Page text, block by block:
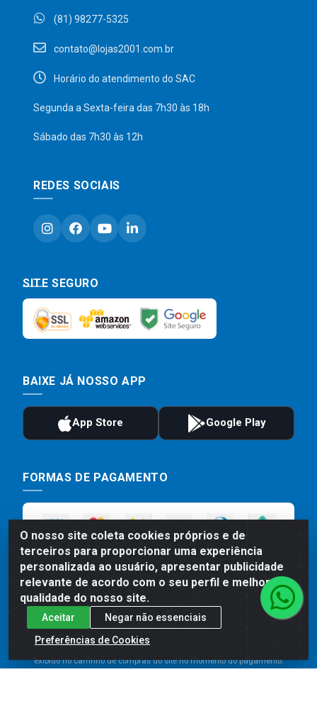
O nosso site coleta cookies próprios e de
terceiros para proporcionar uma experiência
personalizada ao usuário, apresentar publicidade
relevante de acordo com o seu perfil e melhorar a
qualidade do nosso site.
Aceitar
Negar não essenciais
Preferências de Cookies
(81) 98277-5325
contato@lojas2001.com.br
Horário do atendimento do SAC
Segunda a Sexta-feira das 7h30 às 18h
Sábado das 7h30 às 12h
REDES SOCIAIS
SITE SEGURO
BAIXE JÁ NOSSO APP
FORMAS DE PAGAMENTO
Preços, promoções, condições de pagamento e frete são válidos
para compras realizadas exclusivamente pelo site. Caso haja
divergência de preço de um produto, será válido o preço que for
exibido no carrinho de compras do site no momento do pagamento.